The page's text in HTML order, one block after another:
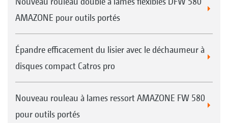
AMAZONE pour outils portés
Épandre efficacement du lisier avec le déchaumeur à
disques compact Catros pro
Nouveau rouleau à lames ressort AMAZONE FW 580
pour outils portés